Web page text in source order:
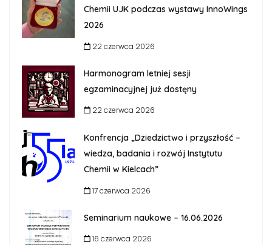
Chemii UJK podczas wystawy InnoWings
2026
22 czerwca 2026
Harmonogram letniej sesji
egzaminacyjnej już dostęny
22 czerwca 2026
Konfrencja „Dziedzictwo i przyszłość –
wiedza, badania i rozwój Instytutu
Chemii w Kielcach”
17 czerwca 2026
Seminarium naukowe – 16.06.2026
16 czerwca 2026